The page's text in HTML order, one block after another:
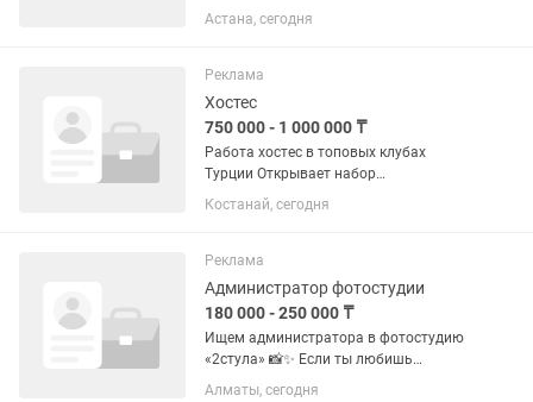
коммуникабельных и ярких девушек
для работы в Турции. Мы гарантируем
поддержку на протяжении всего
контракта. Что мы...
Астана, сегодня
Реклама
Хостес
750 000 - 1 000 000 ₸
Работа хостес в топовых клубах
Турции Открывает набор
коммуникабельных и ярких девушек
для работы в Турции. Мы гарантируем
поддержку на протяжении всего
контракта. Что мы...
Костанай, сегодня
Реклама
Администратор фотостудии
180 000 - 250 000 ₸
Ищем администратора в фотостудию
«2стула» 📸✨ Если ты любишь
красивое пространство, общение с
Алматы, сегодня